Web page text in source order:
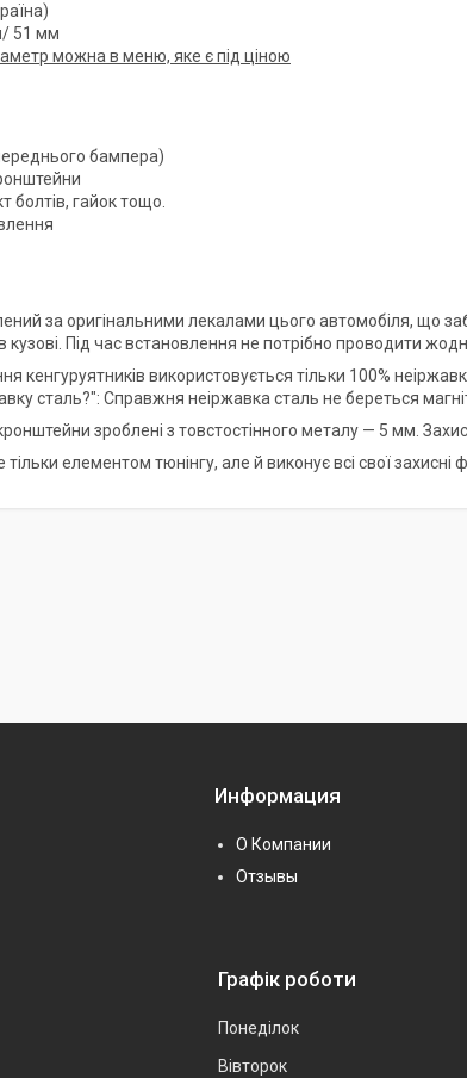
51 мм
можна в меню, яке є під ціною
бампера)
болтів, гайок тощо.
за оригінальними лекалами цього автомобіля, що
Під час встановлення не потрібно проводити
кенгуруятників використовується тільки 100%
сталь?": Справжня неіржавка сталь не береться
зроблені з товстостінного металу — 5 мм.
елементом тюнінгу, але й виконує всі свої захисні
Информация
О Компании
Отзывы
Графік роботи
Понеділок
Вівторок